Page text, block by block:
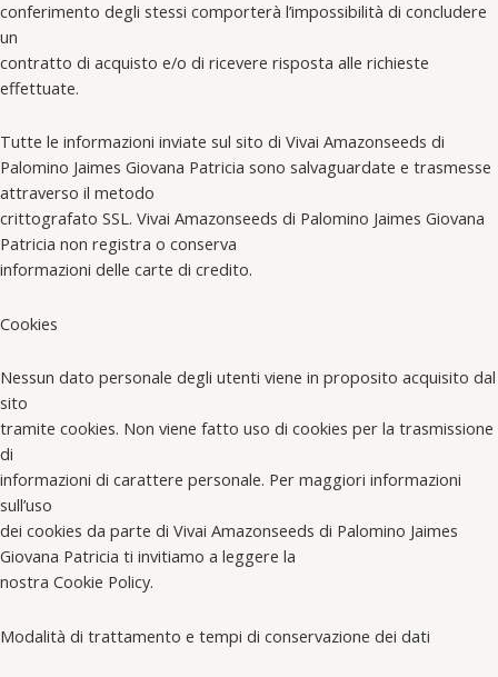
conferimento degli stessi comporterà l’impossibilità di concludere
un
contratto di acquisto e/o di ricevere risposta alle richieste
effettuate.
Tutte le informazioni inviate sul sito di Vivai Amazonseeds di
Palomino Jaimes Giovana Patricia sono salvaguardate e trasmesse
attraverso il metodo
crittografato SSL. Vivai Amazonseeds di Palomino Jaimes Giovana
Patricia non registra o conserva
informazioni delle carte di credito.
Cookies
Nessun dato personale degli utenti viene in proposito acquisito dal
sito
tramite cookies. Non viene fatto uso di cookies per la trasmissione
di
informazioni di carattere personale. Per maggiori informazioni
sull’uso
dei cookies da parte di Vivai Amazonseeds di Palomino Jaimes
Giovana Patricia ti invitiamo a leggere la
nostra Cookie Policy.
Modalità di trattamento e tempi di conservazione dei dati